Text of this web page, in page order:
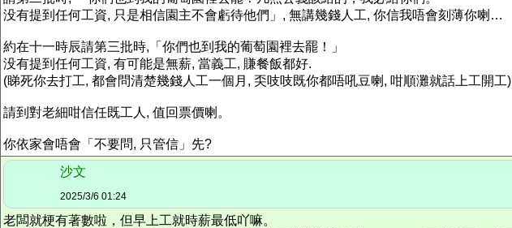
没有提到任何工資, 只是相信園主不會虧待他們」, 無講幾錢人工, 你信我唔會刻薄你喇…
約在十一時辰請第三批時,「你們也到我的葡萄園裡去罷！」
没有提到任何工資, 有可能是無薪, 當義工, 賺餐飯都好.
(睇死你去打工, 都會問清楚幾錢人工一個月, 奀吱吱既你都唔吼豆喇, 咁順灘就話上工開工)
請到對老細咁信任既工人, 值回票價喇。
你依家會唔會「不要問, 只管信」先?
沙文
2025/3/6 01:24
老闆就梗有著數啦，但早上工就時薪最低吖嘛。